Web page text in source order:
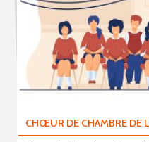
CHŒUR DE CHAMBRE DE